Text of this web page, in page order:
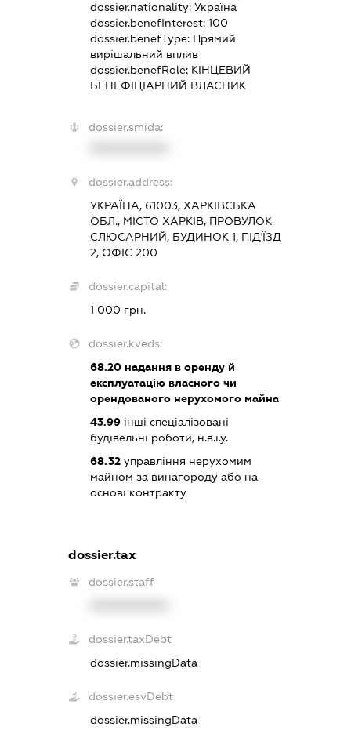
dossier.nationality: Україна
dossier.benefInterest: 100
dossier.benefType: Прямий
вирішальний вплив
dossier.benefRole: КІНЦЕВИЙ
БЕНЕФІЦІАРНИЙ ВЛАСНИК
dossier.smida:
dossier.address:
УКРАЇНА, 61003, ХАРКІВСЬКА
ОБЛ., МІСТО ХАРКІВ, ПРОВУЛОК
СЛЮСАРНИЙ, БУДИНОК 1, ПІД'ЇЗД
2, ОФІС 200
dossier.capital:
1 000 грн.
dossier.kveds:
68.20надання в оренду й
експлуатацію власного чи
орендованого нерухомого майна
43.99інші спеціалізовані
будівельні роботи, н.в.і.у.
68.32управління нерухомим
майном за винагороду або на
основі контракту
dossier.tax
dossier.staff
dossier.taxDebt
dossier.missingData
dossier.esvDebt
dossier.missingData